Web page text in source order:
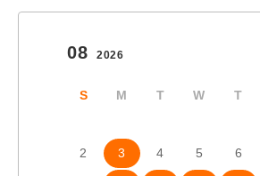
08 2026
S M T W T
2 3 4 5 6